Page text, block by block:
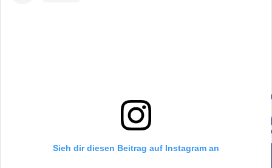
Sieh dir diesen Beitrag auf Instagram an